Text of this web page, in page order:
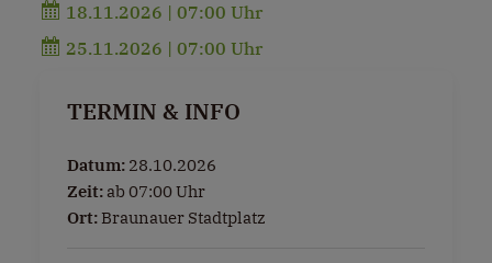
18.11.2026 | 07:00 Uhr
25.11.2026 | 07:00 Uhr
TERMIN & INFO
Datum: 28.10.2026
Zeit: ab 07:00 Uhr
Ort: Braunauer Stadtplatz